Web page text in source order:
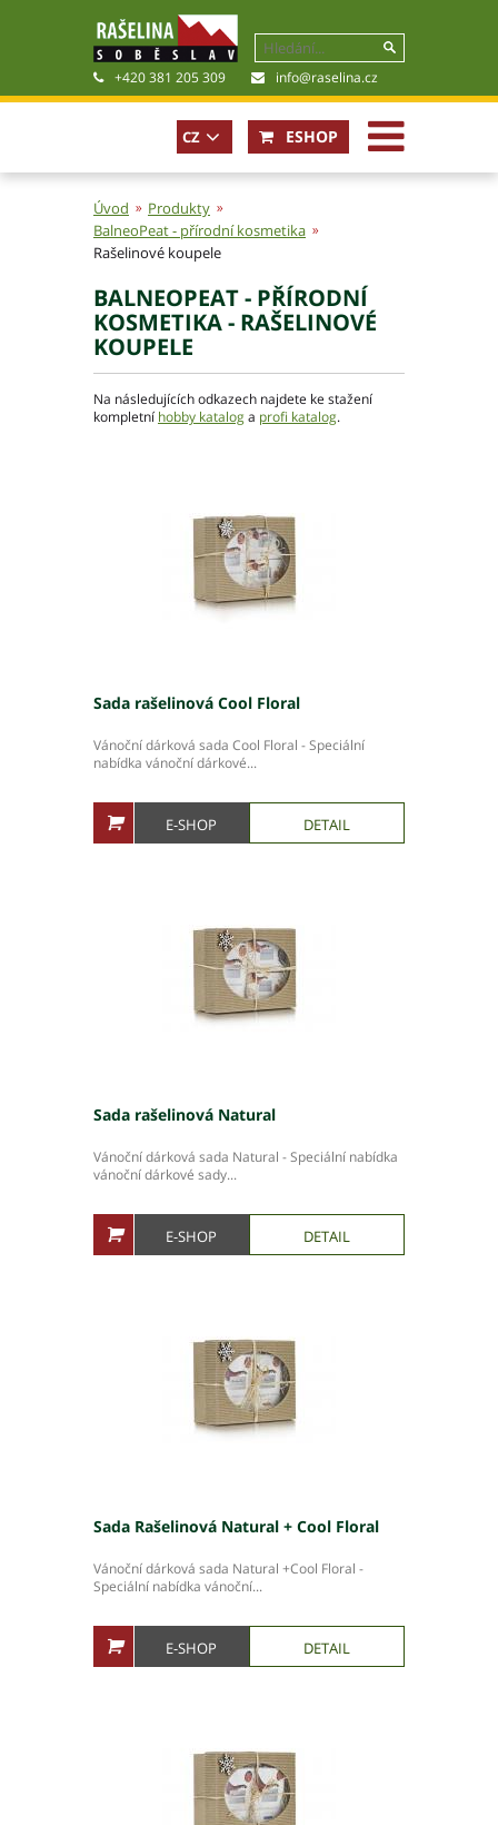
+420 381 205 309 info@raselina.cz
Historie, současnost
Politika společnosti
Obchodní podmínky
Pro akcionáře
Certifikáty
Poradna
Středočeský kraj
Plzeňský kraj
Ústecký kraj
Liberecký kraj
Akce pivovaru
Slavnostní otevření
Druhy piva
Základní kontaktní údaje
CZ
available
locale
EN
ESHOP
Úvod
Produkty
BalneoPeat - přírodní kosmetika
Rašelinové koupele
BALNEOPEAT - PŘÍRODNÍ
KOSMETIKA - RAŠELINOVÉ
KOUPELE
Na následujících odkazech najdete ke stažení
kompletní hobby kataloga profi katalog.
Sada rašelinová Cool Floral
Vánoční dárková sada Cool Floral - Speciální
nabídka vánoční dárkové...
E-SHOP DETAIL
Sada rašelinová Natural
Vánoční dárková sada Natural - Speciální nabídka
vánoční dárkové sady...
E-SHOP DETAIL
Sada Rašelinová Natural + Cool Floral
Vánoční dárková sada Natural +Cool Floral -
Speciální nabídka vánoční...
E-SHOP DETAIL